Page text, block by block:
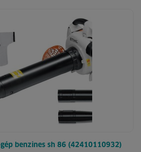
benzines sh 86 (42410110932)